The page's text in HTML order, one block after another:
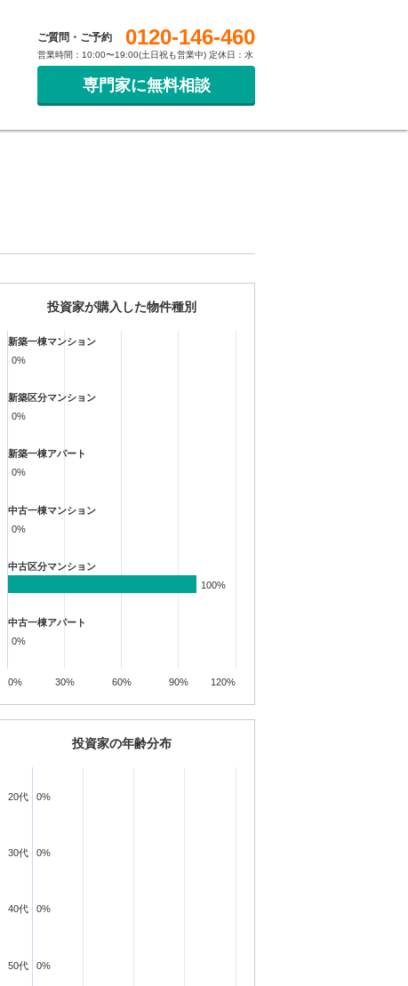
専門家に無料相談
ご質問・ご予約 0120-146-460
営業時間：10:00〜19:00(土日祝も営業中) 定休日：水
投資家が購入した物件種別
0%
0%
0%
0%
0%
0%
0%
0%
100%
100%
0%
0%
新築一棟マンション
新築区分マンション
新築一棟アパート
中古一棟マンション
中古区分マンション
中古一棟アパート
0% 30% 60% 90% 120%
投資家の年齢分布
0%
0%
0%
0%
0%
0%
0%
0%
20代
30代
40代
50代